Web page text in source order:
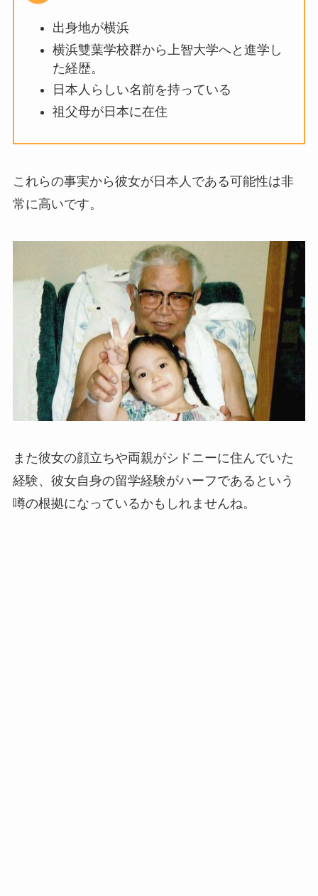
出身地が横浜
横浜雙葉学校群から上智大学へと進学し
た経歴。
日本人らしい名前を持っている
祖父母が日本に在住
これらの事実から彼女が日本人である可能性は非
常に高いです。
また彼女の顔立ちや両親がシドニーに住んでいた
経験、彼女自身の留学経験がハーフであるという
噂の根拠になっているかもしれませんね。